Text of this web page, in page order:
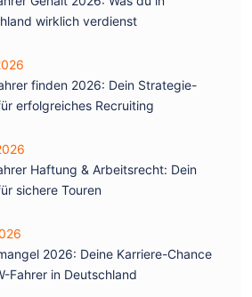
wirklich verdienst
finden 2026: Dein Strategie-
erfolgreiches Recruiting
Haftung & Arbeitsrecht: Dein
sichere Touren
2026: Deine Karriere-Chance
Fahrer in Deutschland